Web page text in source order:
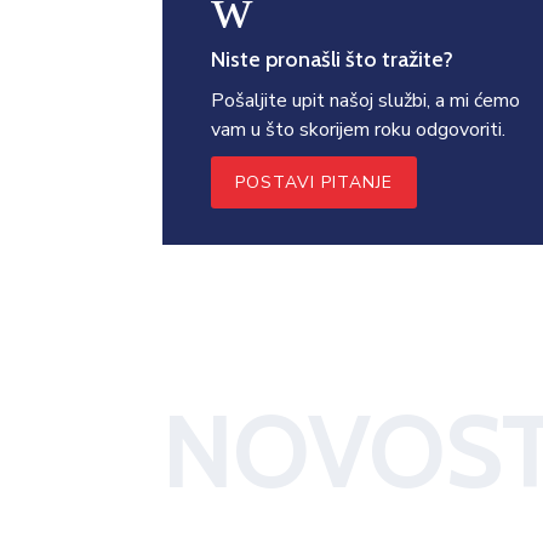
Niste pronašli što tražite?
Pošaljite upit našoj službi, a mi ćemo
vam u što skorijem roku odgovoriti.
POSTAVI PITANJE